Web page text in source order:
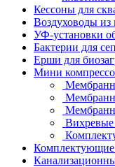
Кессоны для
Воздуховоды из
УФ-установки
Бактерии для
Ерши для
Мини
Вихревые
Комплектующие